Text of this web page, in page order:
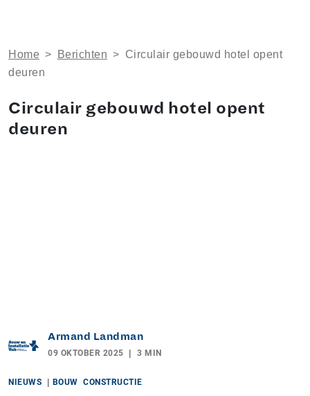
Home > Berichten > Circulair gebouwd hotel opent
deuren
Circulair gebouwd hotel opent
deuren
Armand Landman
09 OKTOBER 2025 3 MIN
NIEUWS BOUW CONSTRUCTIE